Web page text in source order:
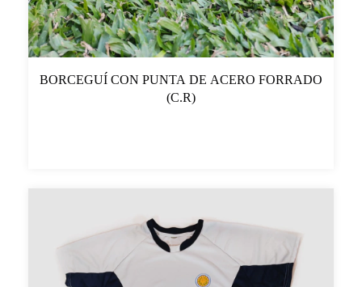
BORCEGUÍ CON PUNTA DE ACERO FORRADO
(C.R)